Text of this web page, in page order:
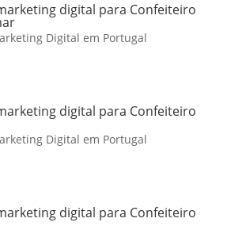
digital para Confeiteiro
Digital em Portugal
digital para Confeiteiro
Digital em Portugal
digital para Confeiteiro